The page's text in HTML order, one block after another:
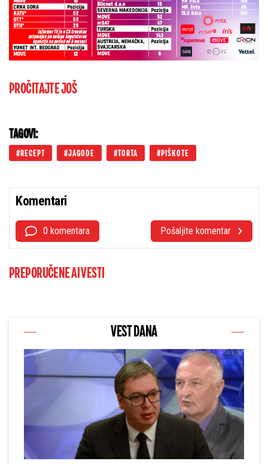
PROČITAJTE JOŠ
TAGOVI:
RECEPT JAGODE TORTA PIŠKOTE
Komentari
0 komentara Pošaljite komentar
PREPORUČENE AI VESTI
VEST DANA